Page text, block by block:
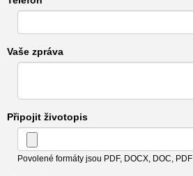
Vaše zpráva
Připojit životopis
Povolené formáty jsou PDF, DOCX, DOC, PDF